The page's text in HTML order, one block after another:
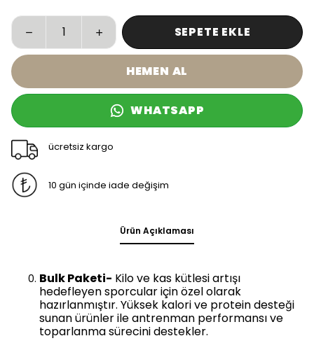
SEPETE EKLE
HEMEN AL
WHATSAPP
ücretsiz kargo
10 gün içinde iade değişim
Ürün Açıklaması
Bulk Paketi- Kilo ve kas kütlesi artışı
hedefleyen sporcular için özel olarak
hazırlanmıştır. Yüksek kalori ve protein desteği
sunan ürünler ile antrenman performansı ve
toparlanma sürecini destekler.